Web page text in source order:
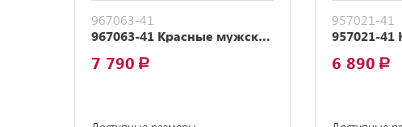
967063-41
967063-41 Красные мужские валенки
7 790 a
957021-41
6 890 a